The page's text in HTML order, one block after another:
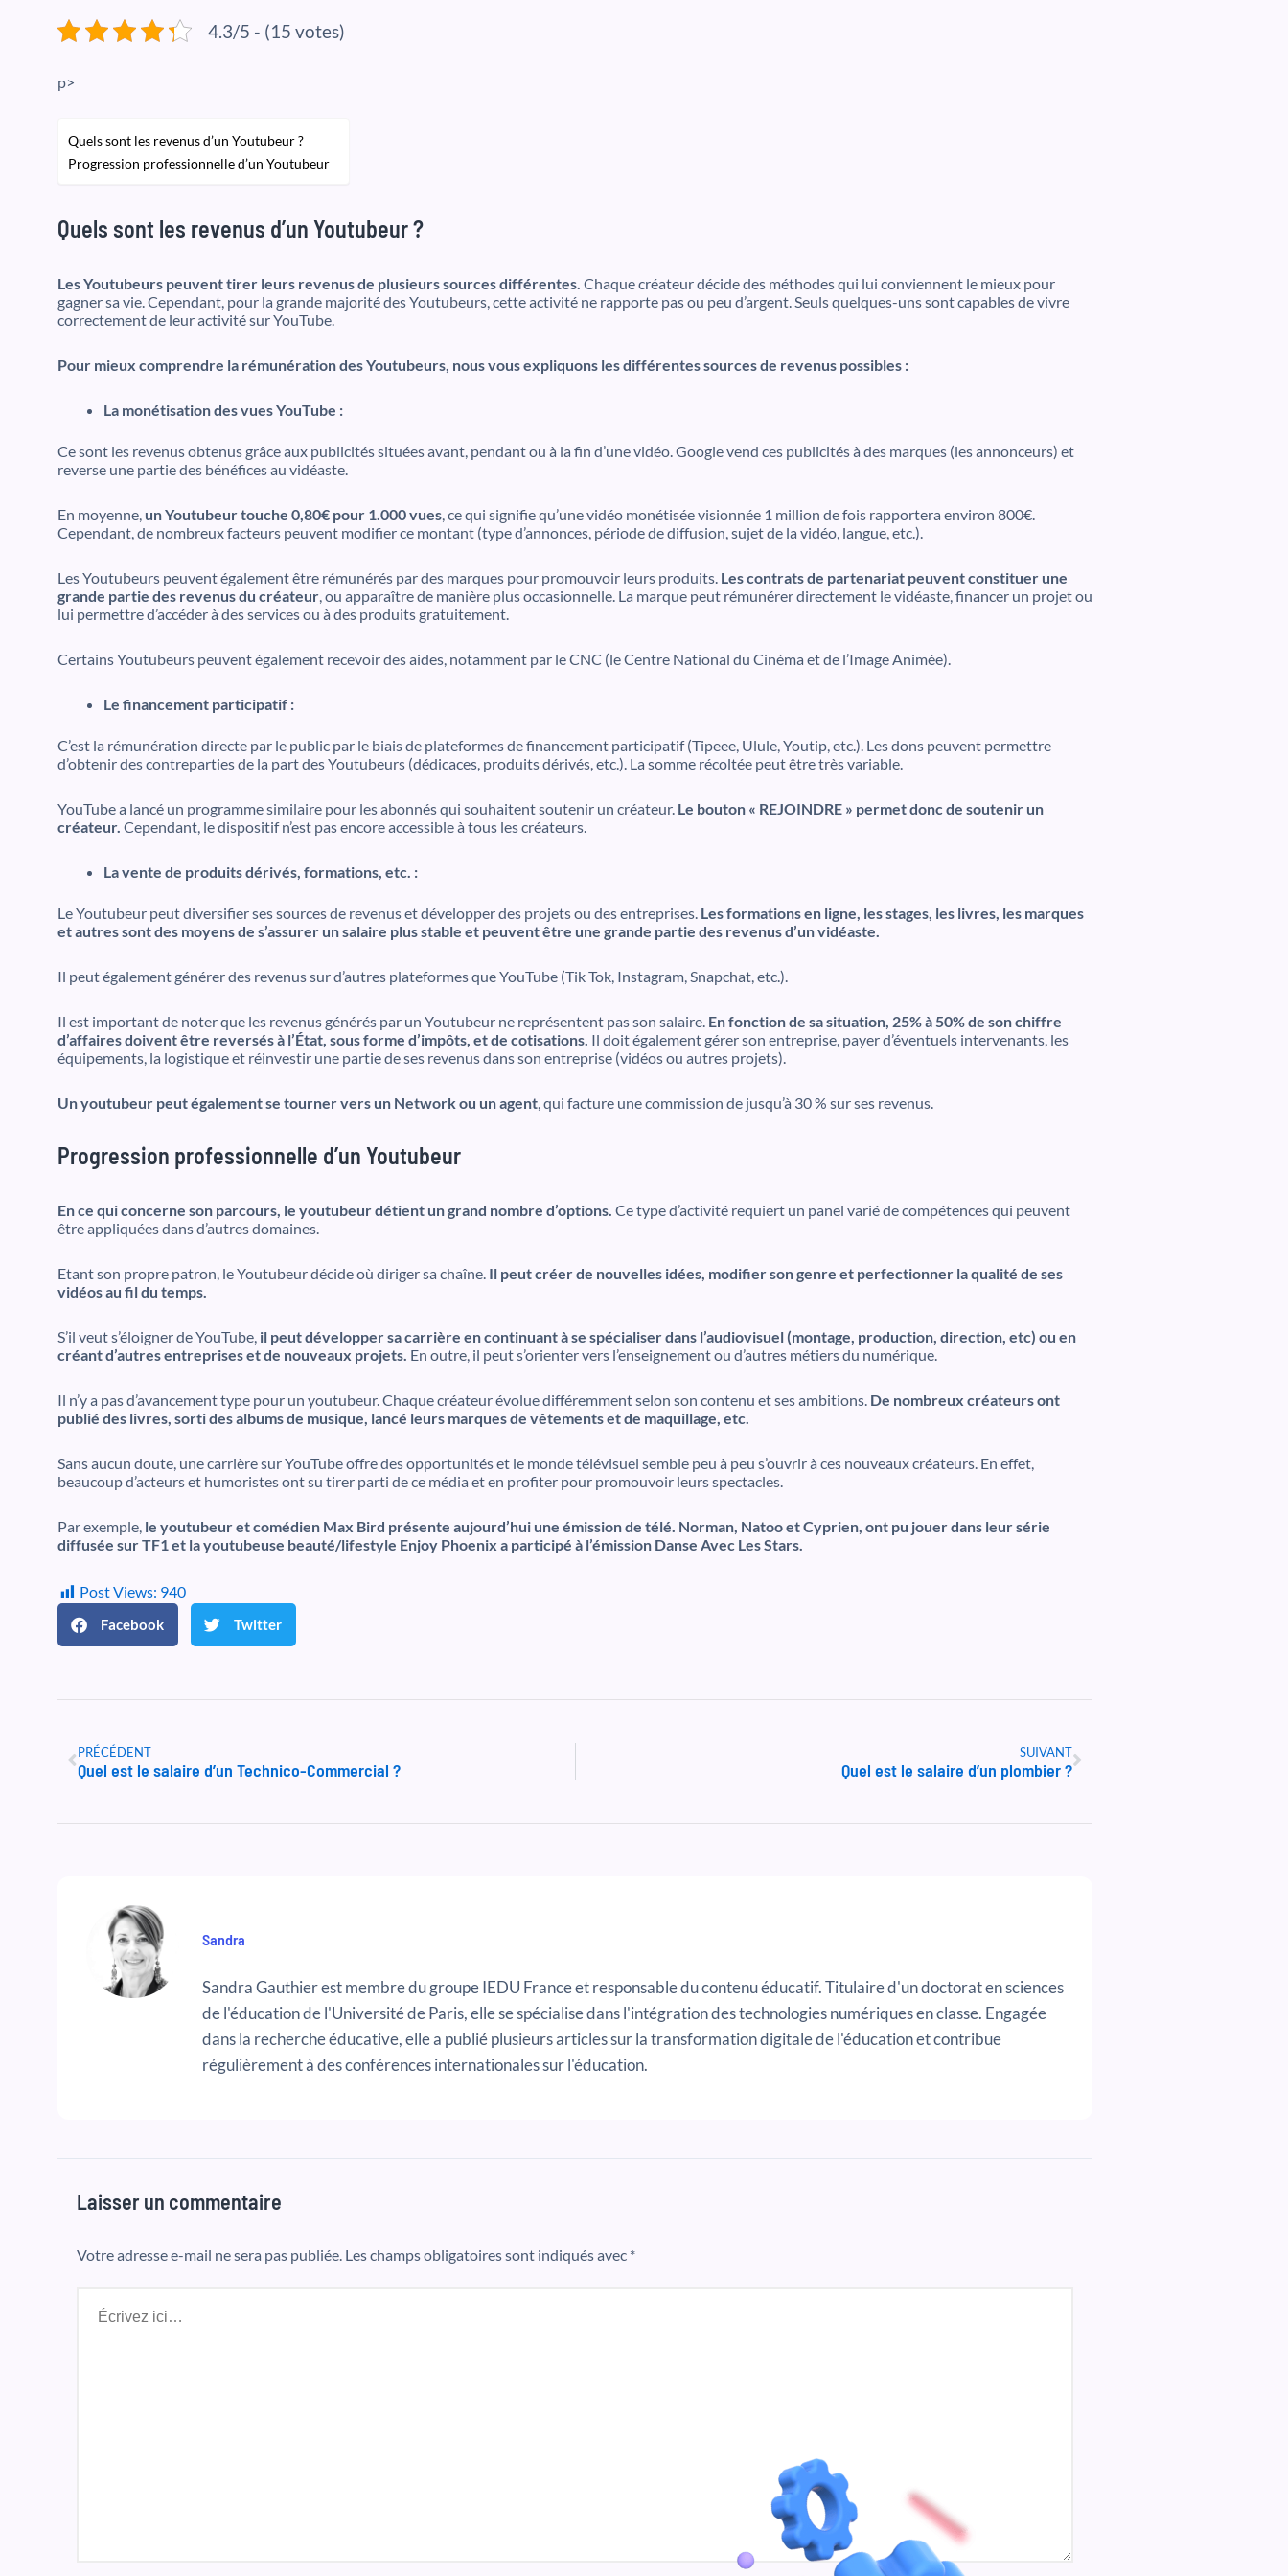
4.3/5 - (15 votes)
p>
Quels sont les revenus d’un Youtubeur ?
Progression professionnelle d’un Youtubeur
Quels sont les revenus d’un Youtubeur ?
Les Youtubeurs peuvent tirer leurs revenus de plusieurs sources différentes. Chaque créateur décide des méthodes qui lui conviennent le mieux pour
gagner sa vie. Cependant, pour la grande majorité des Youtubeurs, cette activité ne rapporte pas ou peu d’argent. Seuls quelques-uns sont capables de vivre
correctement de leur activité sur YouTube.
Pour mieux comprendre la rémunération des Youtubeurs, nous vous expliquons les différentes sources de revenus possibles :
La monétisation des vues YouTube :
Ce sont les revenus obtenus grâce aux publicités situées avant, pendant ou à la fin d’une vidéo. Google vend ces publicités à des marques (les annonceurs) et
reverse une partie des bénéfices au vidéaste.
En moyenne, un Youtubeur touche 0,80€ pour 1.000 vues , ce qui signifie qu’une vidéo monétisée visionnée 1 million de fois rapportera environ 800€.
Cependant, de nombreux facteurs peuvent modifier ce montant (type d’annonces, période de diffusion, sujet de la vidéo, langue, etc.).
Les Youtubeurs peuvent également être rémunérés par des marques pour promouvoir leurs produits. Les contrats de partenariat peuvent constituer une
grande partie des revenus du créateur , ou apparaître de manière plus occasionnelle. La marque peut rémunérer directement le vidéaste, financer un projet ou
lui permettre d’accéder à des services ou à des produits gratuitement.
Certains Youtubeurs peuvent également recevoir des aides, notamment par le CNC (le Centre National du Cinéma et de l’Image Animée).
Le financement participatif :
C’est la rémunération directe par le public par le biais de plateformes de financement participatif (Tipeee, Ulule, Youtip, etc.). Les dons peuvent permettre
d’obtenir des contreparties de la part des Youtubeurs (dédicaces, produits dérivés, etc.). La somme récoltée peut être très variable.
YouTube a lancé un programme similaire pour les abonnés qui souhaitent soutenir un créateur. Le bouton « REJOINDRE » permet donc de soutenir un
créateur. Cependant, le dispositif n’est pas encore accessible à tous les créateurs.
La vente de produits dérivés, formations, etc. :
Le Youtubeur peut diversifier ses sources de revenus et développer des projets ou des entreprises. Les formations en ligne, les stages, les livres, les marques
et autres sont des moyens de s’assurer un salaire plus stable et peuvent être une grande partie des revenus d’un vidéaste.
Il peut également générer des revenus sur d’autres plateformes que YouTube (Tik Tok, Instagram, Snapchat, etc.).
Il est important de noter que les revenus générés par un Youtubeur ne représentent pas son salaire. En fonction de sa situation, 25% à 50% de son chiffre
d’affaires doivent être reversés à l’État, sous forme d’impôts, et de cotisations. Il doit également gérer son entreprise, payer d’éventuels intervenants, les
équipements, la logistique et réinvestir une partie de ses revenus dans son entreprise (vidéos ou autres projets).
Un youtubeur peut également se tourner vers un Network ou un agent , qui facture une commission de jusqu’à 30 % sur ses revenus.
Progression professionnelle d’un Youtubeur
En ce qui concerne son parcours, le youtubeur détient un grand nombre d’options. Ce type d’activité requiert un panel varié de compétences qui peuvent
être appliquées dans d’autres domaines.
Etant son propre patron, le Youtubeur décide où diriger sa chaîne. Il peut créer de nouvelles idées, modifier son genre et perfectionner la qualité de ses
vidéos au fil du temps.
S’il veut s’éloigner de YouTube, il peut développer sa carrière en continuant à se spécialiser dans l’audiovisuel (montage, production, direction, etc) ou en
créant d’autres entreprises et de nouveaux projets. En outre, il peut s’orienter vers l’enseignement ou d’autres métiers du numérique.
Il n’y a pas d’avancement type pour un youtubeur. Chaque créateur évolue différemment selon son contenu et ses ambitions. De nombreux créateurs ont
publié des livres, sorti des albums de musique, lancé leurs marques de vêtements et de maquillage, etc.
Sans aucun doute, une carrière sur YouTube offre des opportunités et le monde télévisuel semble peu à peu s’ouvrir à ces nouveaux créateurs. En effet,
beaucoup d’acteurs et humoristes ont su tirer parti de ce média et en profiter pour promouvoir leurs spectacles.
Par exemple, le youtubeur et comédien Max Bird présente aujourd’hui une émission de télé. Norman, Natoo et Cyprien, ont pu jouer dans leur série
diffusée sur TF1 et la youtubeuse beauté/lifestyle Enjoy Phoenix a participé à l’émission Danse Avec Les Stars.
Post Views: 940
Facebook Twitter
Précédent
PRÉCÉDENT
Quel est le salaire d’un Technico-Commercial ?
SUIVANT
Quel est le salaire d’un plombier ?
Suivant
Sandra
Sandra Gauthier est membre du groupe IEDU France et responsable du contenu éducatif. Titulaire d'un doctorat en sciences
de l'éducation de l'Université de Paris, elle se spécialise dans l'intégration des technologies numériques en classe. Engagée
dans la recherche éducative, elle a publié plusieurs articles sur la transformation digitale de l'éducation et contribue
régulièrement à des conférences internationales sur l'éducation.
Laisser un commentaire
Votre adresse e-mail ne sera pas publiée. Les champs obligatoires sont indiqués avec *
ici…